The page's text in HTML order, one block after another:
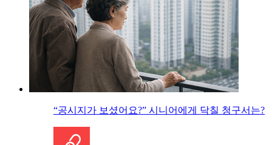
“공시지가 보셨어요?” 시니어에게 닥칠 청구서는?